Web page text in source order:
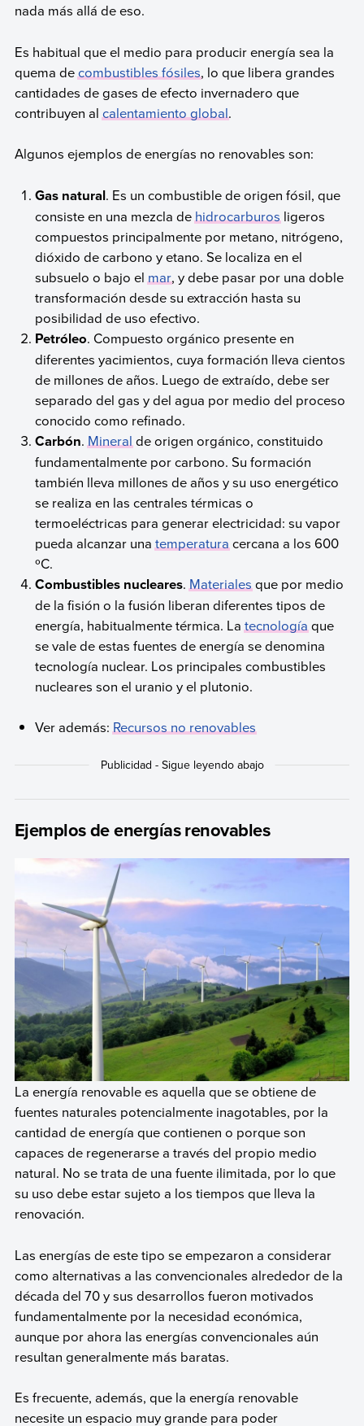
nada más allá de eso.
Es habitual que el medio para producir energía sea la
quema decombustibles fósiles, lo que libera grandes
cantidades de gases de efecto invernadero que
contribuyen al calentamiento global.
Algunos ejemplos de energías no renovables son:
Gas natural. Es un combustible de origen fósil, que
consiste en una mezcla de hidrocarburos ligeros
compuestos principalmente por metano, nitrógeno,
dióxido de carbono y etano. Se localiza en el
subsuelo o bajo el mar, y debe pasar por una doble
transformación desde su extracción hasta su
posibilidad de uso efectivo.
Petróleo. Compuesto orgánico presente en
diferentes yacimientos, cuya formación lleva cientos
de millones de años. Luego de extraído, debe ser
separado del gas y del agua por medio del proceso
conocido como refinado.
Carbón. Mineral de origen orgánico, constituido
fundamentalmente por carbono. Su formación
también lleva millones de años y su uso energético
se realiza en las centrales térmicas o
termoeléctricas para generar electricidad: su vapor
pueda alcanzar unatemperatura cercana a los 600
ºC.
Combustibles nucleares. Materiales que por medio
de la fisión o la fusión liberan diferentes tipos de
energía, habitualmente térmica. Latecnología que
se vale de estas fuentes de energía se denomina
tecnología nuclear. Los principales combustibles
nucleares son el uranio y el plutonio.
Ver además:Recursos no renovables
Ejemplos de energías renovables
La energía renovable es aquella que se obtiene de
fuentes naturales potencialmente inagotables, por la
cantidad de energía que contienen o porque son
capaces de regenerarse a través del propio medio
natural. No se trata de una fuente ilimitada, por lo que
su uso debe estar sujeto a los tiempos que lleva la
renovación.
Las energías de este tipo se empezaron a considerar
como alternativas a las convencionales alrededor de la
década del 70 y sus desarrollos fueron motivados
fundamentalmente por la necesidad económica,
aunque por ahora las energías convencionales aún
resultan generalmente más baratas.
Es frecuente, además, que la energía renovable
necesite un espacio muy grande para poder